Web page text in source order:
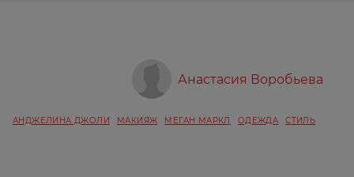
Анастасия Воробьева
АНДЖЕЛИНА ДЖОЛИ МАКИЯЖ МЕГАН МАРКЛ ОДЕЖДА СТИЛЬ